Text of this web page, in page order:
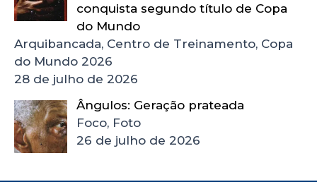
conquista segundo título de Copa
do Mundo
Arquibancada, Centro de Treinamento, Copa
do Mundo 2026
28 de julho de 2026
Ângulos: Geração prateada
Foco, Foto
26 de julho de 2026